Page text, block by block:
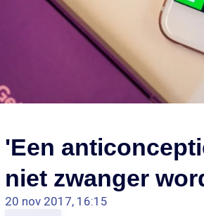
'Een
niet zwanger
20 nov 2017, 16:15